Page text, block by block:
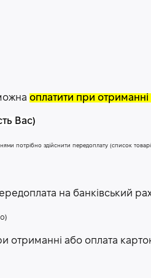
оплатити при отриманні
Вас)
потрібно здійснити передоплату (список
на банківський
отриманні або оплата